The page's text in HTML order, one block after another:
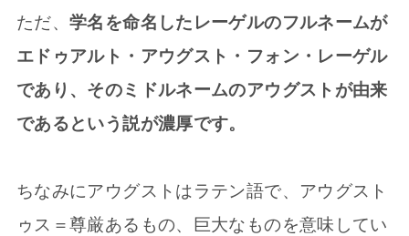
ただ、学名を命名したレーゲルのフルネームが
エドゥアルト・アウグスト・フォン・レーゲル
であり、そのミドルネームのアウグストが由来
であるという説が濃厚です。
ちなみにアウグストはラテン語で、アウグスト
ゥス＝尊厳あるもの、巨大なものを意味してい